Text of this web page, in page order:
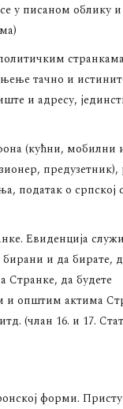
у писаном облику
тачно и
и адресу,
(кућни, мобилни
податак о српској
Евиденција
и да бирате,
Странке, да будете
и општим актима
(члан 16. и 17.
форми.